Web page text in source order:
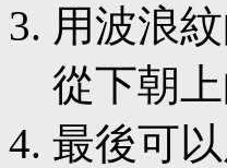
用波浪
從下朝
最後可